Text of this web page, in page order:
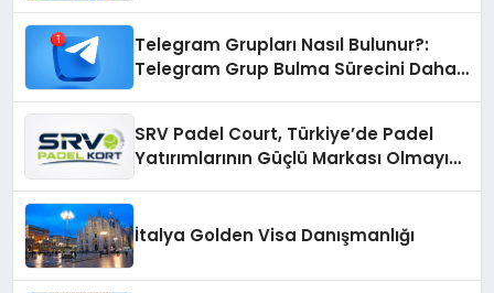
Telegram Grupları Nasıl Bulunur?:
Telegram Grup Bulma Sürecini Daha
SRV Padel Court, Türkiye’de Padel
Yatırımlarının Güçlü Markası Olmayı
İtalya Golden Visa Danışmanlığı